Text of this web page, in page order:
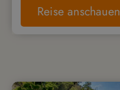
Reise anschauen